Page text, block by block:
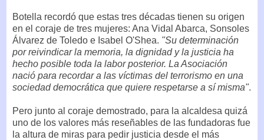
Botella recordó que estas tres décadas tienen su origen
en el coraje de tres mujeres: Ana Vidal Abarca, Sonsoles
Álvarez de Toledo e Isabel O'Shea. "Su determinación
por reivindicar la memoria, la dignidad y la justicia ha
hecho posible toda la labor posterior. La Asociación
nació para recordar a las víctimas del terrorismo en una
sociedad democrática que quiere respetarse a sí misma".
Pero junto al coraje demostrado, para la alcaldesa quizá
uno de los valores más reseñables de las fundadoras fue
la altura de miras para pedir justicia desde el más